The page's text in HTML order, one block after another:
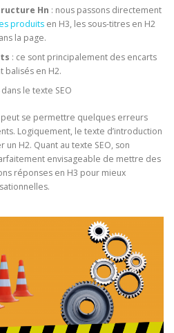
Hn : nous passons directement
produitsen H3, les sous-titres en H2
la page.
: ce sont principalement des encarts
balisés en H2.
dans le texte SEO
peut se permettre quelques erreurs
Logiquement, le texte d’introduction
H2. Quant au texte SEO, son
envisageable de mettre des
réponses en H3 pour mieux